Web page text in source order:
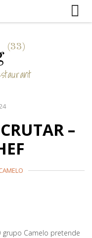
(33)
–
Camelo pretende